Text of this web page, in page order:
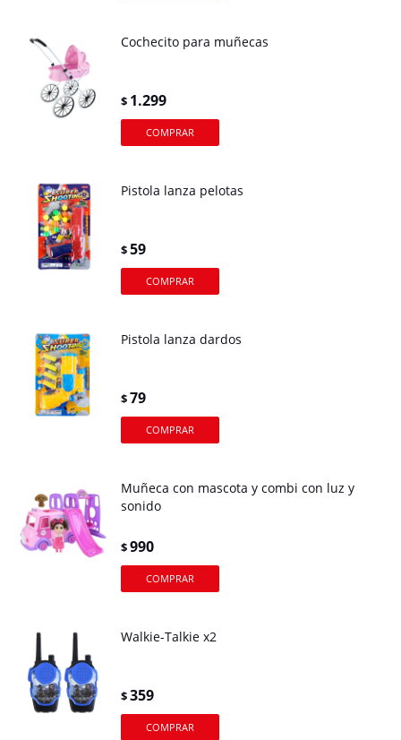
Cochecito para muñecas
$ 1.299
Pistola lanza pelotas
$59
Pistola lanza dardos
$79
Muñeca con mascota y combi con luz y
sonido
$990
Walkie-Talkie x2
$359